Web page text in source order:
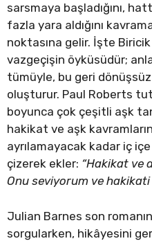
sarsmaya başladığını,
fazla yara aldığını
noktasına gelir. İşte
vazgeçişin öyküsüdür;
tümüyle, bu geri
oluşturur. Paul Roberts
boyunca çok çeşitli aşk
hakikat ve aşk
ayrılamayacak kadar iç
çizerek ekler: “Hakikat ve
Onu seviyorum ve
Julian Barnes son
sorgularken, hikâyesini